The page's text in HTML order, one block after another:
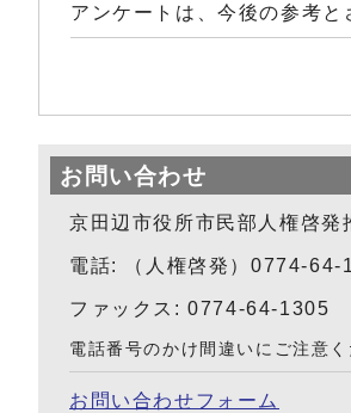
アンケートは、今後の参考と
お問い合わせ
京田辺市役所市民部人権啓発
電話: （人権啓発）0774-
ファックス: 0774-64-1305
電話番号のかけ間違いにご注意く
お問い合わせフォーム